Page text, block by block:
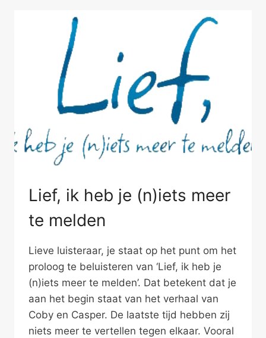
Lief, ik heb je (n)iets meer
te melden
Lieve luisteraar, je staat op het punt om het
proloog te beluisteren van ‘Lief, ik heb je
(n)iets meer te melden’. Dat betekent dat je
aan het begin staat van het verhaal van
Coby en Casper. De laatste tijd hebben zij
niets meer te vertellen tegen elkaar. Vooral